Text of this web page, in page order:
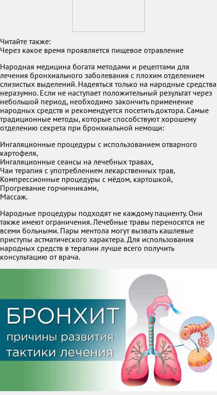
Читайте также:
Через какое время проявляется пищевое отравление
Народная медицина богата методами и рецептами для
лечения бронхиального заболевания с плохим отделением
слизистых выделений. Надеяться только на народные средства
неразумно. Если не наступает положительный результат через
небольшой период, необходимо закончить применение
народных средств и рекомендуется посетить доктора. Самые
традиционные методы, которые способствуют хорошему
отделению секрета при бронхиальной немощи:
Ингаляционные процедуры с использованием отварного
картофеля,
Ингаляционные сеансы на лечебных травах,
Чаи терапия с употреблением лекарственных трав,
Компрессионные процедуры с мёдом, картошкой,
Прогревание горчичниками,
Массаж.
Народные процедуры подходят не каждому пациенту. Они
также имеют ограничения. Лечебные травы переносятся не
всеми больными. Пары ментола могут вызвать кашлевые
приступы астматического характера. Для использования
народных средств в терапии лучше всего получить
консультацию от врача.